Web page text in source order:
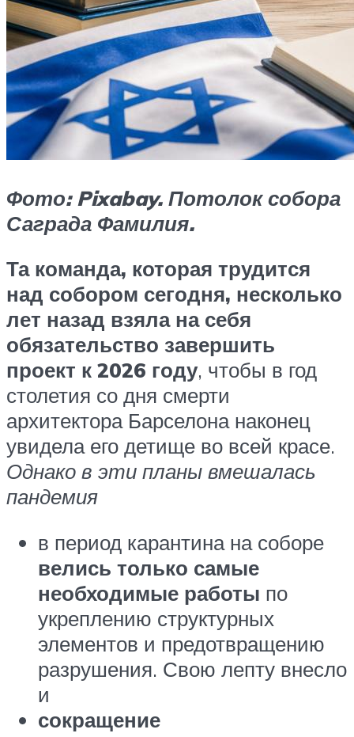
Фото: Pixabay. Потолок собора
Саграда Фамилия.
Та команда, которая трудится
над собором сегодня, несколько
лет назад взяла на себя
обязательство завершить
проект к 2026 году, чтобы в год
столетия со дня смерти
архитектора Барселона наконец
увидела его детище во всей красе.
Однако в эти планы вмешалась
пандемия
в период карантина на соборе
велись только самые
необходимые работы по
укреплению структурных
элементов и предотвращению
разрушения. Свою лепту внесло
и
сокращение